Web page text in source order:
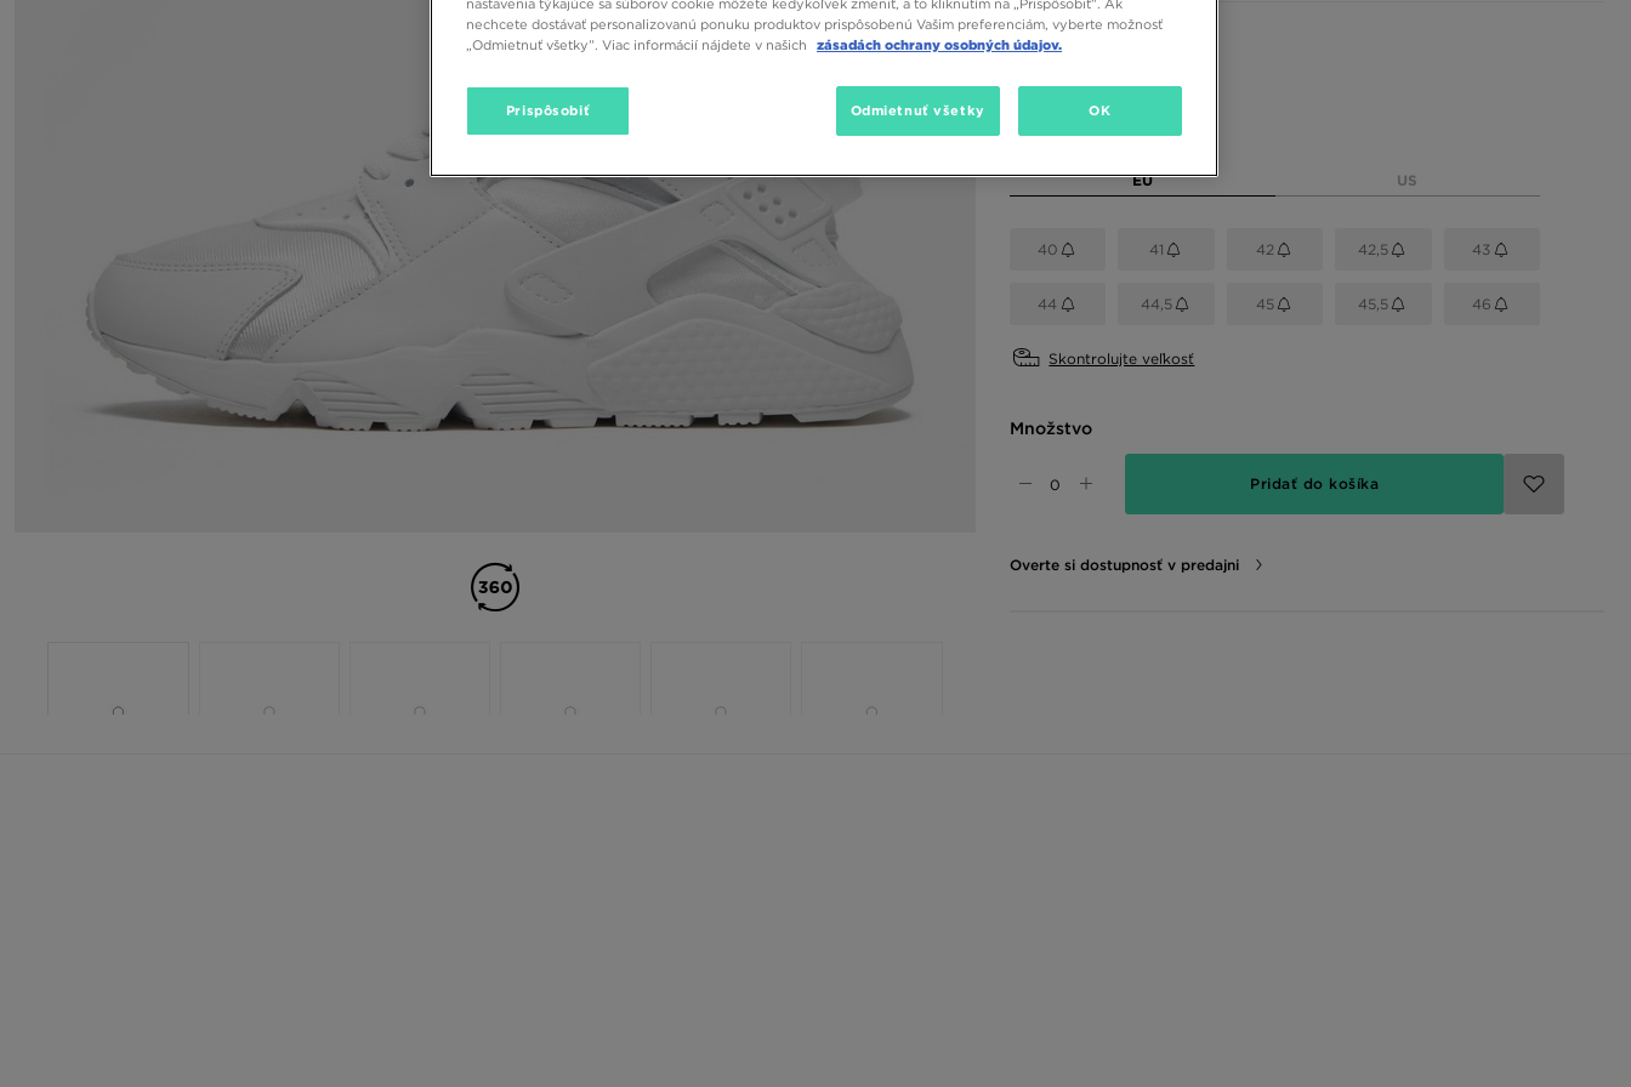
Dostupné farby
EU US
40 41 42 42,5 43
44 44,5 45 45,5 46
Skontrolujte veľkosť
Množstvo
Pridať do košíka
Overte si dostupnosť v predajni
nechcete dostávať personalizovanú ponuku produktov prispôsobenú Vašim preferenciám, vyberte možnosť
„Odmietnuť všetky”. Viac informácií nájdete v našich
zásadách ochrany osobných údajov.
Prispôsobiť Odmietnuť všetky OK